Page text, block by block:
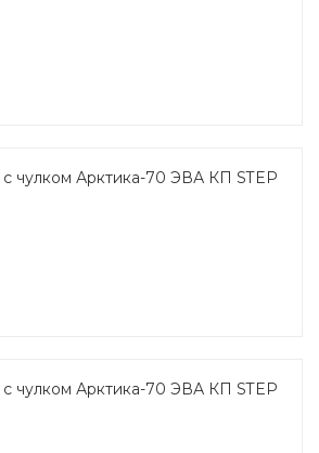
чулком Арктика-70 ЭВА КП STEP
чулком Арктика-70 ЭВА КП STEP